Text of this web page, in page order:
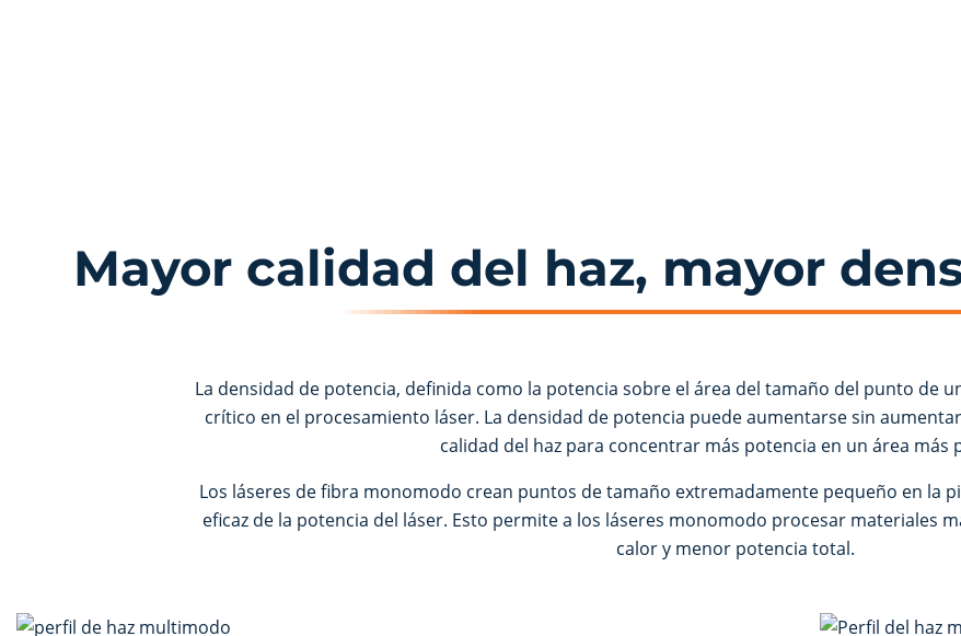
Mayor calidad del haz, mayor
La densidad de potencia, definida como la potencia sobre el área del tamaño del punto de
crítico en el procesamiento láser. La densidad de potencia puede aumentarse sin
calidad del haz para concentrar más potencia en un área más
Los láseres de fibra monomodo crean puntos de tamaño extremadamente pequeño en la
eficaz de la potencia del láser. Esto permite a los láseres monomodo procesar materiales
calor y menor potencia total.